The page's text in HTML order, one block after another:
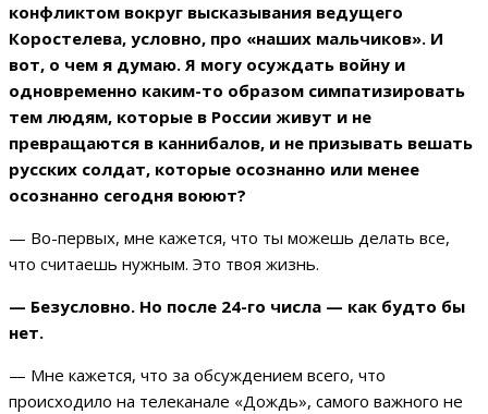
конфликтом вокруг высказывания ведущего
Коростелева, условно, про «наших мальчиков». И
вот, о чем я думаю. Я могу осуждать войну и
одновременно каким-то образом симпатизировать
тем людям, которые в России живут и не
превращаются в каннибалов, и не призывать вешать
русских солдат, которые осознанно или менее
осознанно сегодня воюют?
— Во-первых, мне кажется, что ты можешь делать все,
что считаешь нужным. Это твоя жизнь.
— Безусловно. Но после 24-го числа — как будто бы
нет.
— Мне кажется, что за обсуждением всего, что
происходило на телеканале «Дождь», самого важного не